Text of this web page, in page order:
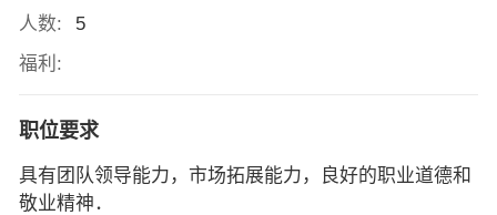
人数:
5
福利:
职位要求
具有团队领导能力，市场拓展能力，良好的职业道德和
敬业精神．